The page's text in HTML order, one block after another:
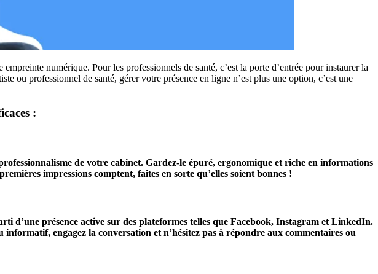
numérique. Pour les professionnels de santé, c’est la porte d’entrée pour instaurer la
ou professionnel de santé, gérer votre présence en ligne n’est plus une option, c’est une
:
de votre cabinet. Gardez-le épuré, ergonomique et riche en informations
impressions comptent, faites en sorte qu’elles soient bonnes !
d’une présence active sur des plateformes telles que Facebook, Instagram et LinkedIn.
engagez la conversation et n’hésitez pas à répondre aux commentaires ou